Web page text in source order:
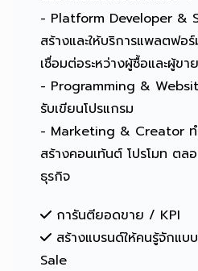
- Platform Developer &
สร้างและให้บริการแพลตฟอ
เชื่อมต่อระหว่างผู้ซื้อและผู้ขา
- Programming &
รับเขียนโปรแกรม
- Marketing & Creator ท
สร้างคอนเท้นต์ โปรโมท ตล
ธุรกิจ
การันตียอดขาย / KPI
สร้างแบรนด์ให้คนรู้จักแบ
Sale